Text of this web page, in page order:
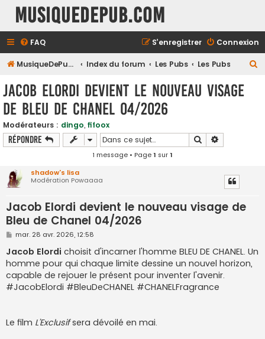
MusiqueDePub.com
FAQ Connexion
S’enregistrer
MusiqueDePub.com Index du forum Les Pubs Les Pubs
Jacob Elordi devient le nouveau visage
de Bleu de Chanel 04/2026
Modérateurs : dingo, fifoox
Répondre Rechercher
1 message • Page1 sur1
shadow's lisa
Modération Powaaaa
Jacob Elordi devient le nouveau visage de
Bleu de Chanel 04/2026
M
s
s
a
g
e
mar. 28 avr. 2026, 12:58
Jacob Elordi choisit d'incarner l'homme BLEU DE CHANEL. Un
homme pour qui chaque limite dessine un nouvel horizon,
capable de rejouer le présent pour inventer l'avenir.
#JacobElordi #BleuDeCHANEL #CHANELFragrance
Le film L’Exclusifsera dévoilé en mai.